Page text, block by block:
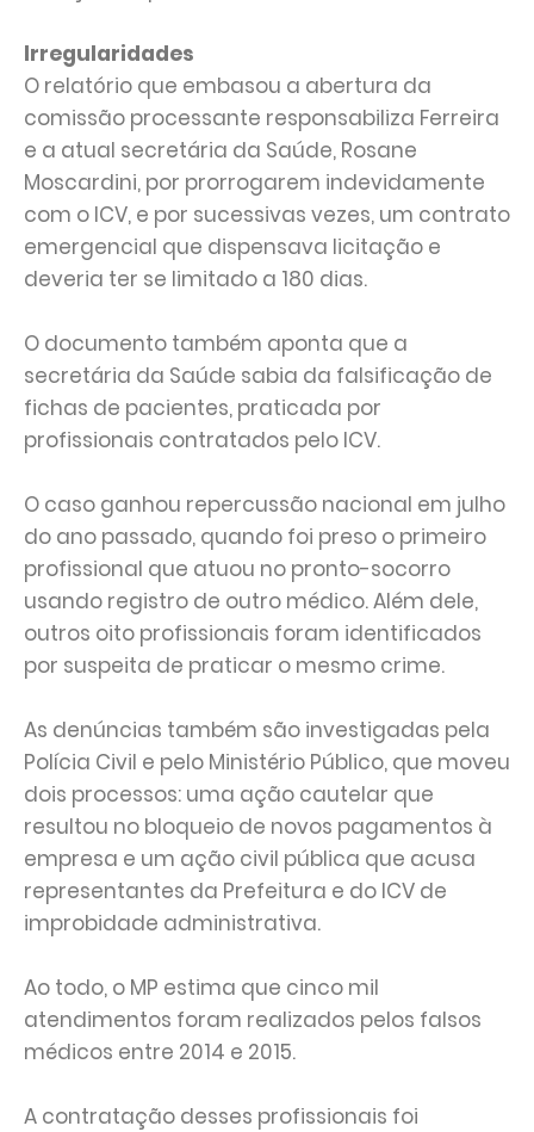
Irregularidades
O relatório que embasou a abertura da
comissão processante responsabiliza Ferreira
e a atual secretária da Saúde, Rosane
Moscardini, por prorrogarem indevidamente
com o ICV, e por sucessivas vezes, um contrato
emergencial que dispensava licitação e
deveria ter se limitado a 180 dias.
O documento também aponta que a
secretária da Saúde sabia da falsificação de
fichas de pacientes, praticada por
profissionais contratados pelo ICV.
O caso ganhou repercussão nacional em julho
do ano passado, quando foi preso o primeiro
profissional que atuou no pronto-socorro
usando registro de outro médico. Além dele,
outros oito profissionais foram identificados
por suspeita de praticar o mesmo crime.
As denúncias também são investigadas pela
Polícia Civil e pelo Ministério Público, que moveu
dois processos: uma ação cautelar que
resultou no bloqueio de novos pagamentos à
empresa e um ação civil pública que acusa
representantes da Prefeitura e do ICV de
improbidade administrativa.
Ao todo, o MP estima que cinco mil
atendimentos foram realizados pelos falsos
médicos entre 2014 e 2015.
A contratação desses profissionais foi